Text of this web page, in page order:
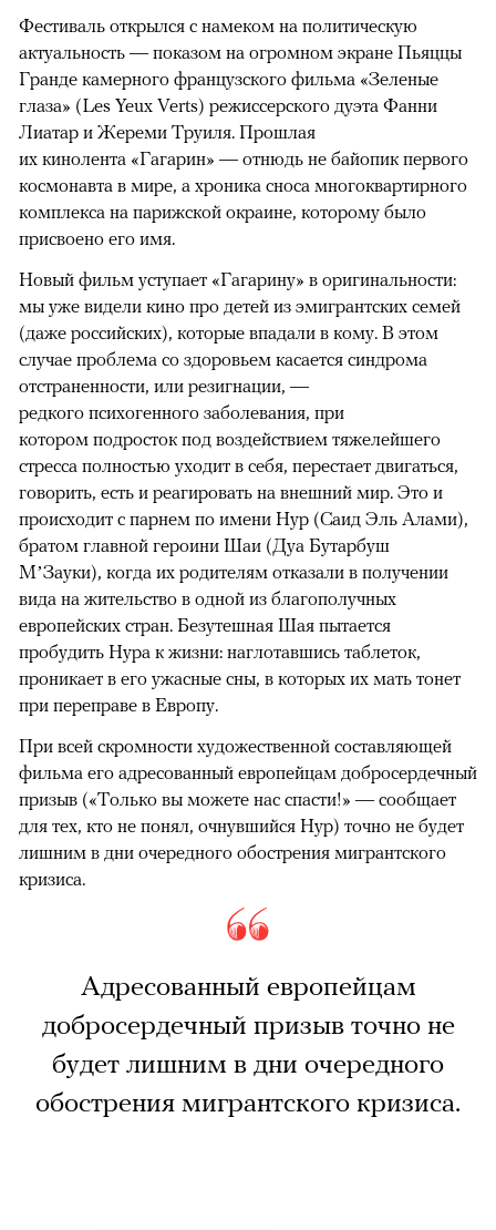
Фестиваль открылся с намеком на политическую
актуальность — показом на огромном экране Пьяццы
Гранде камерного французского фильма «Зеленые
глаза» (Les Yeux Verts) режиссерского дуэта Фанни
Лиатар и Жереми Труиля. Прошлая
их кинолента «Гагарин» — отнюдь не байопик первого
космонавта в мире, а хроника сноса многоквартирного
комплекса на парижской окраине, которому было
присвоено его имя.
Новый фильм уступает «Гагарину» в оригинальности:
мы уже видели кино про детей из эмигрантских семей
(даже российских), которые впадали в кому. В этом
случае проблема со здоровьем касается синдрома
отстраненности, или резигнации, —
редкого психогенного заболевания, при
котором подросток под воздействием тяжелейшего
стресса полностью уходит в себя, перестает двигаться,
говорить, есть и реагировать на внешний мир. Это и
происходит с парнем по имени Нур (Саид Эль Алами),
братом главной героини Шаи (Дуа Бутарбуш
М’Зауки), когда их родителям отказали в получении
вида на жительство в одной из благополучных
европейских стран. Безутешная Шая пытается
пробудить Нура к жизни: наглотавшись таблеток,
проникает в его ужасные сны, в которых их мать тонет
при переправе в Европу.
При всей скромности художественной составляющей
фильма его адресованный европейцам добросердечный
призыв («Только вы можете нас спасти!» — сообщает
для тех, кто не понял, очнувшийся Нур) точно не будет
лишним в дни очередного обострения мигрантского
кризиса.
Адресованный европейцам
добросердечный призыв точно не
будет лишним в дни очередного
обострения мигрантского кризиса.